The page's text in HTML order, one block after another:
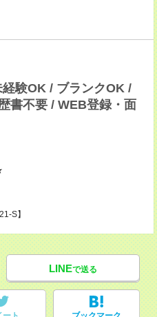
験OK / ブランクOK /
書不要 / WEB登録・面
S】
LINEで送る